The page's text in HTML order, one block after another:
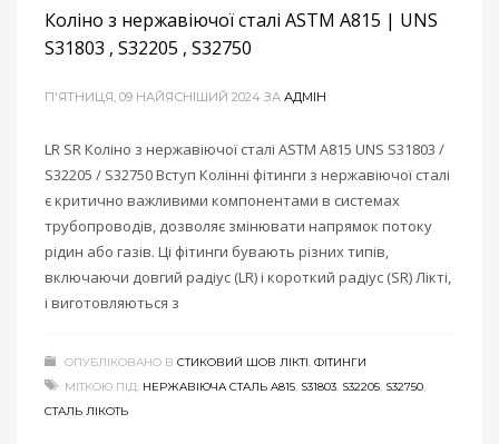
Коліно з нержавіючої сталі ASTM A815 | UNS
S31803 , S32205 , S32750
П'ЯТНИЦЯ, 09 НАЙЯСНІШИЙ 2024 ЗА АДМІН
LR SR Коліно з нержавіючої сталі ASTM A815 UNS S31803 /
S32205 / S32750 Вступ Колінні фітинги з нержавіючої сталі
є критично важливими компонентами в системах
трубопроводів, дозволяє змінювати напрямок потоку
рідин або газів. Ці фітинги бувають різних типів,
включаючи довгий радіус (LR) і короткий радіус (SR) Лікті,
і виготовляються з
ОПУБЛІКОВАНО В СТИКОВИЙ ШОВ ЛІКТІ, ФІТИНГИ
МІТКОЮ ПІД: НЕРЖАВІЮЧА СТАЛЬ A815, S31803, S32205, S32750,
СТАЛЬ ЛІКОТЬ